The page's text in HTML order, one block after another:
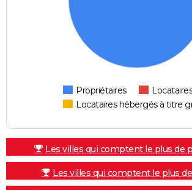
Propriétaires
Locataires hébergés à titre
Les villes qui comptent le plus de
Les villes qui comptent le plus